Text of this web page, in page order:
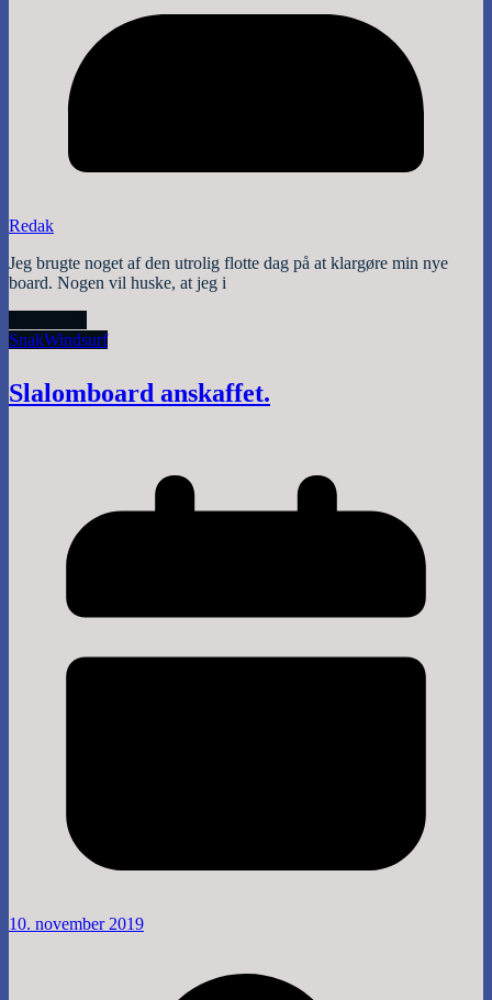
Redak
Jeg brugte noget af den utrolig flotte dag på at klargøre min nye
board. Nogen vil huske, at jeg i
SnakWindsurf
Slalomboard anskaffet.
10. november 2019